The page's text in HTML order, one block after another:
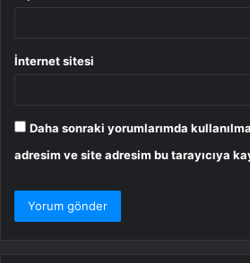
İnternet sitesi
Daha sonraki yorumlarımda
adresim ve site adresim bu tarayıcıya